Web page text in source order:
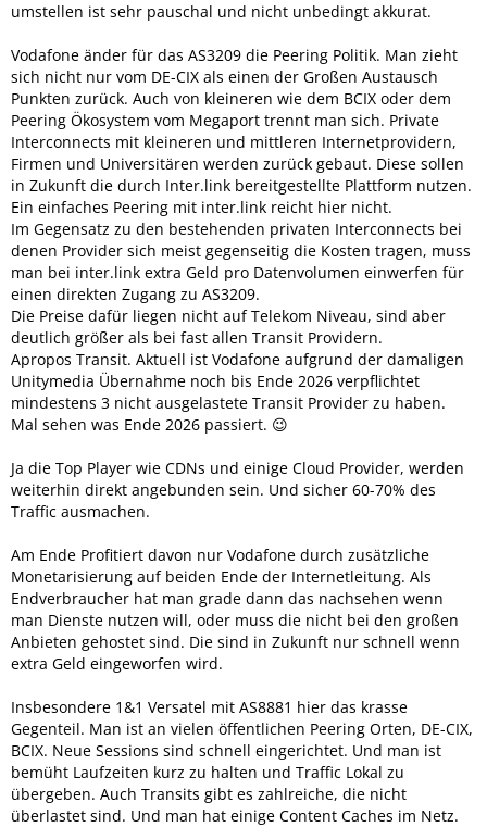
umstellen ist sehr pauschal und nicht unbedingt akkurat.
Vodafone änder für das AS3209 die Peering Politik. Man zieht
sich nicht nur vom DE-CIX als einen der Großen Austausch
Punkten zurück. Auch von kleineren wie dem BCIX oder dem
Peering Ökosystem vom Megaport trennt man sich. Private
Interconnects mit kleineren und mittleren Internetprovidern,
Firmen und Universitären werden zurück gebaut. Diese sollen
in Zukunft die durch Inter.link bereitgestellte Plattform nutzen.
Ein einfaches Peering mit inter.link reicht hier nicht.
Im Gegensatz zu den bestehenden privaten Interconnects bei
denen Provider sich meist gegenseitig die Kosten tragen, muss
man bei inter.link extra Geld pro Datenvolumen einwerfen für
einen direkten Zugang zu AS3209.
Die Preise dafür liegen nicht auf Telekom Niveau, sind aber
deutlich größer als bei fast allen Transit Providern.
Apropos Transit. Aktuell ist Vodafone aufgrund der damaligen
Unitymedia Übernahme noch bis Ende 2026 verpflichtet
mindestens 3 nicht ausgelastete Transit Provider zu haben.
Mal sehen was Ende 2026 passiert. 😉
Ja die Top Player wie CDNs und einige Cloud Provider, werden
weiterhin direkt angebunden sein. Und sicher 60-70% des
Traffic ausmachen.
Am Ende Profitiert davon nur Vodafone durch zusätzliche
Monetarisierung auf beiden Ende der Internetleitung. Als
Endverbraucher hat man grade dann das nachsehen wenn
man Dienste nutzen will, oder muss die nicht bei den großen
Anbieten gehostet sind. Die sind in Zukunft nur schnell wenn
extra Geld eingeworfen wird.
Insbesondere 1&1 Versatel mit AS8881 hier das krasse
Gegenteil. Man ist an vielen öffentlichen Peering Orten, DE-CIX,
BCIX. Neue Sessions sind schnell eingerichtet. Und man ist
bemüht Laufzeiten kurz zu halten und Traffic Lokal zu
übergeben. Auch Transits gibt es zahlreiche, die nicht
überlastet sind. Und man hat einige Content Caches im Netz.